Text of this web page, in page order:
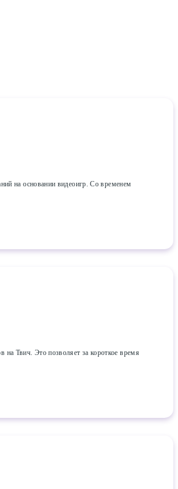
на основании видеоигр. Со временем
Твич. Это позволяет за короткое время